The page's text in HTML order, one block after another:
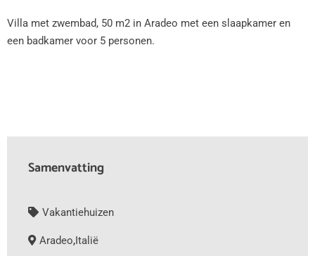
Villa met zwembad, 50 m2 in Aradeo met een slaapkamer en
een badkamer voor 5 personen.
Samenvatting
Vakantiehuizen
Aradeo,Italië